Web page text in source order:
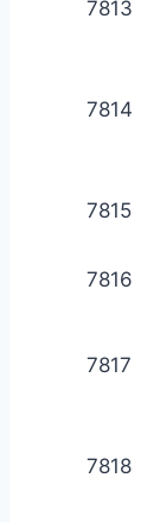
7813
7814
7815
7816
7817
7818